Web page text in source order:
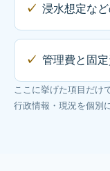
浸水想定な
管理費と固
ここに挙げた項目だけ
行政情報・現況を個別